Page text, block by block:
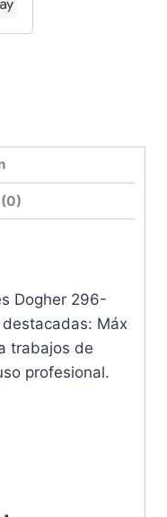
Dogher 296-
Máx
trabajos de
profesional.